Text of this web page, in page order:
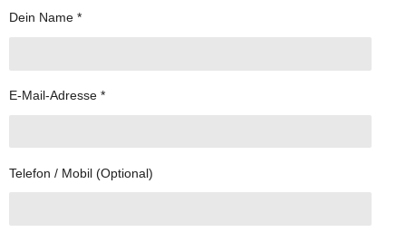
Dein Name *
E-Mail-Adresse *
Telefon / Mobil (Optional)